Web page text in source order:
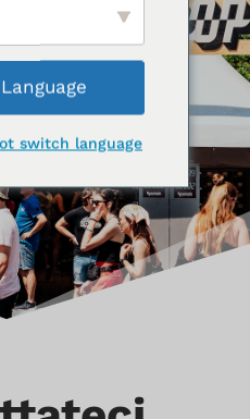
switch language